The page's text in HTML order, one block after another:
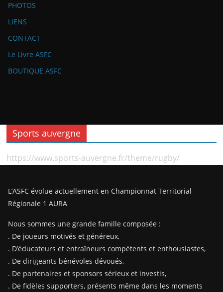
PHOTOS
LIENS
CONTACT
Le Livre ASFC
BOUTIQUE ASFC
Sports auvergne
https://www.sports-auvergne.fr/theme/rugby/
L’ASFC évolue actuellement en Championnat Territorial
Régionale 1 AURA
Nous sommes une grande famille composée :
. De joueurs motivés et généreux,
. D’éducateurs et entraîneurs compétents et enthousiastes,
. De dirigeants bénévoles dévoués,
. De partenaires et sponsors sérieux et investis,
. De fidèles supporters, présents même dans les moments